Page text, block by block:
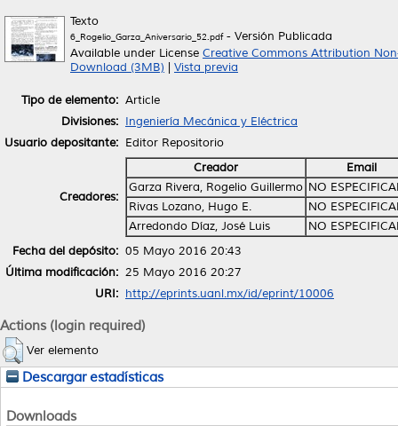
Texto
6_Rogelio_Garza_Aniversario_52.pdf- Versión Publicada
Available under License Creative Commons Attribution
Download (3MB)
Vista previa
Tipo de elemento: Article
Divisiones: Ingeniería Mecánica y Eléctrica
Usuario depositante: Editor Repositorio
Creadores:
Creador
Email
Garza Rivera, Rogelio Guillermo NO
Rivas Lozano, Hugo E.
NO
Arredondo Díaz, José Luis
NO
Fecha del depósito: 05 Mayo 2016 20:43
Última modificación: 25 Mayo 2016 20:27
URI: http://eprints.uanl.mx/id/eprint/10006
Actions (login required)
Ver elemento
Descargar estadísticas
Downloads